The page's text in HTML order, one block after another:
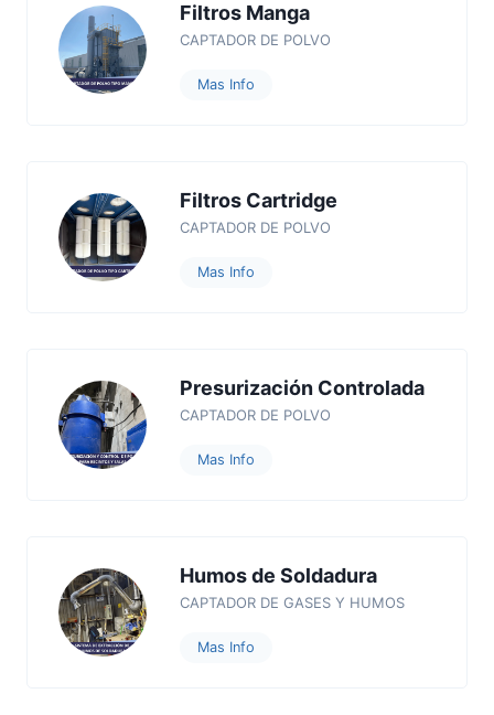
Filtros Manga
CAPTADOR DE POLVO
Mas Info
Filtros Cartridge
CAPTADOR DE POLVO
Mas Info
Presurización Controlada
CAPTADOR DE POLVO
Mas Info
Humos de Soldadura
CAPTADOR DE GASES Y HUMOS
Mas Info